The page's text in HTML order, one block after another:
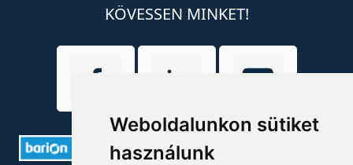
Weboldalunkon sütiket
használunk
KÖVESSEN MINKET!